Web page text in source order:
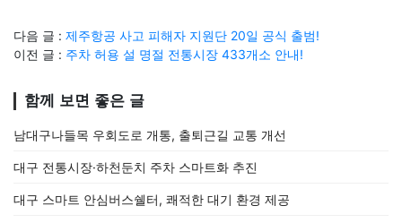
다음 글 : 제주항공 사고 피해자 지원단 20일 공식 출범!
이전 글 : 주차 허용 설 명절 전통시장 433개소 안내!
함께 보면 좋은 글
남대구나들목 우회도로 개통, 출퇴근길 교통 개선
대구 전통시장·하천둔치 주차 스마트화 추진
대구 스마트 안심버스쉘터, 쾌적한 대기 환경 제공